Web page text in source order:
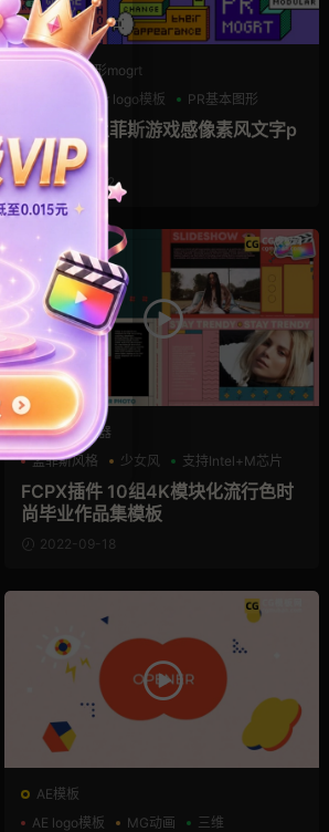
PR基本图形mogrt
pr logo模板 PR基本图形
卡通动漫孟菲斯游戏感像素风文字p
r字幕模板
2023-12-12
FCPX发生器
孟菲斯风格
少女风 支持Intel+M芯片
FCPX插件 10组4K模块化流行色时
尚毕业作品集模板
2022-09-18
AE模板
AE logo模板
MG动画 三维